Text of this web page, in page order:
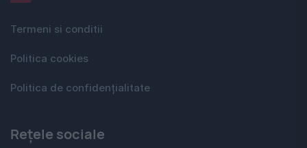
Termeni si conditii
Politica cookies
Politica de confidențialitate
Rețele sociale